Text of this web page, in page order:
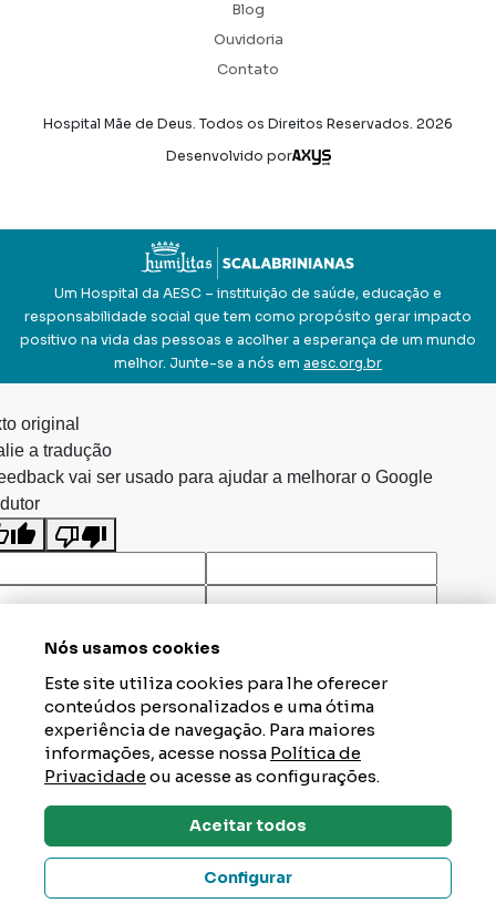
Blog
Ouvidoria
Contato
Hospital Mãe de Deus. Todos os Direitos Reservados. 2026
Desenvolvido por
Axysweb
Um Hospital da AESC – instituição de saúde, educação e
responsabilidade social que tem como propósito gerar impacto
positivo na vida das pessoas e acolher a esperança de um mundo
melhor. Junte-se a nós em aesc.org.br
Dúvidas? Tire Aqui
Nós usamos cookies
Este site utiliza cookies para lhe oferecer
conteúdos personalizados e uma ótima
experiência de navegação. Para maiores
informações, acesse nossa Política de
Privacidadeou acesse as configurações.
Aceitar todos
Configurar
original
a tradução
vai ser usado para ajudar a melhorar o Google